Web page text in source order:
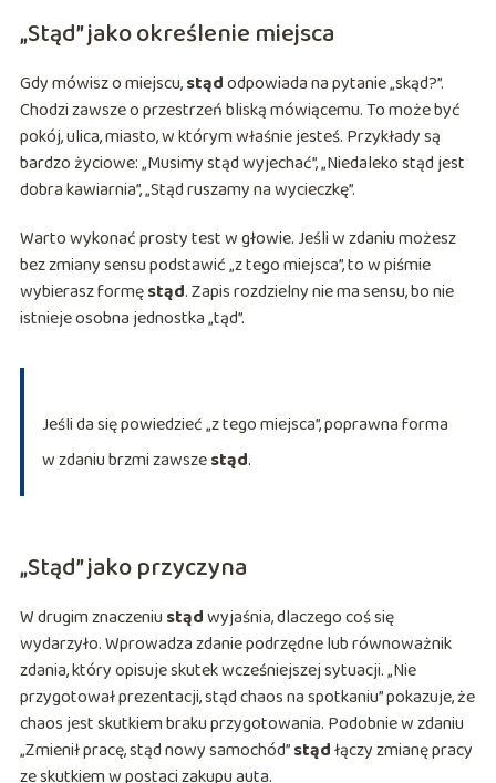
„Stąd” jako określenie miejsca
Gdy mówisz o miejscu,stądodpowiada na pytanie „skąd?”.
Chodzi zawsze o przestrzeń bliską mówiącemu. To może być
pokój, ulica, miasto, w którym właśnie jesteś. Przykłady są
bardzo życiowe: „Musimy stąd wyjechać”, „Niedaleko stąd jest
dobra kawiarnia”, „Stąd ruszamy na wycieczkę”.
Warto wykonać prosty test w głowie. Jeśli w zdaniu możesz
bez zmiany sensu podstawić „z tego miejsca”, to w piśmie
wybierasz formęstąd. Zapis rozdzielny nie ma sensu, bo nie
istnieje osobna jednostka „tąd”.
Jeśli da się powiedzieć „z tego miejsca”, poprawna forma
w zdaniu brzmi zawszestąd.
„Stąd” jako przyczyna
W drugim znaczeniustądwyjaśnia, dlaczego coś się
wydarzyło. Wprowadza zdanie podrzędne lub równoważnik
zdania, który opisuje skutek wcześniejszej sytuacji. „Nie
przygotował prezentacji, stąd chaos na spotkaniu” pokazuje, że
chaos jest skutkiem braku przygotowania. Podobnie w zdaniu
„Zmienił pracę, stąd nowy samochód”stądłączy zmianę pracy
ze skutkiem w postaci zakupu auta.